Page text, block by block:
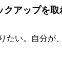
クアップを取
い。自分